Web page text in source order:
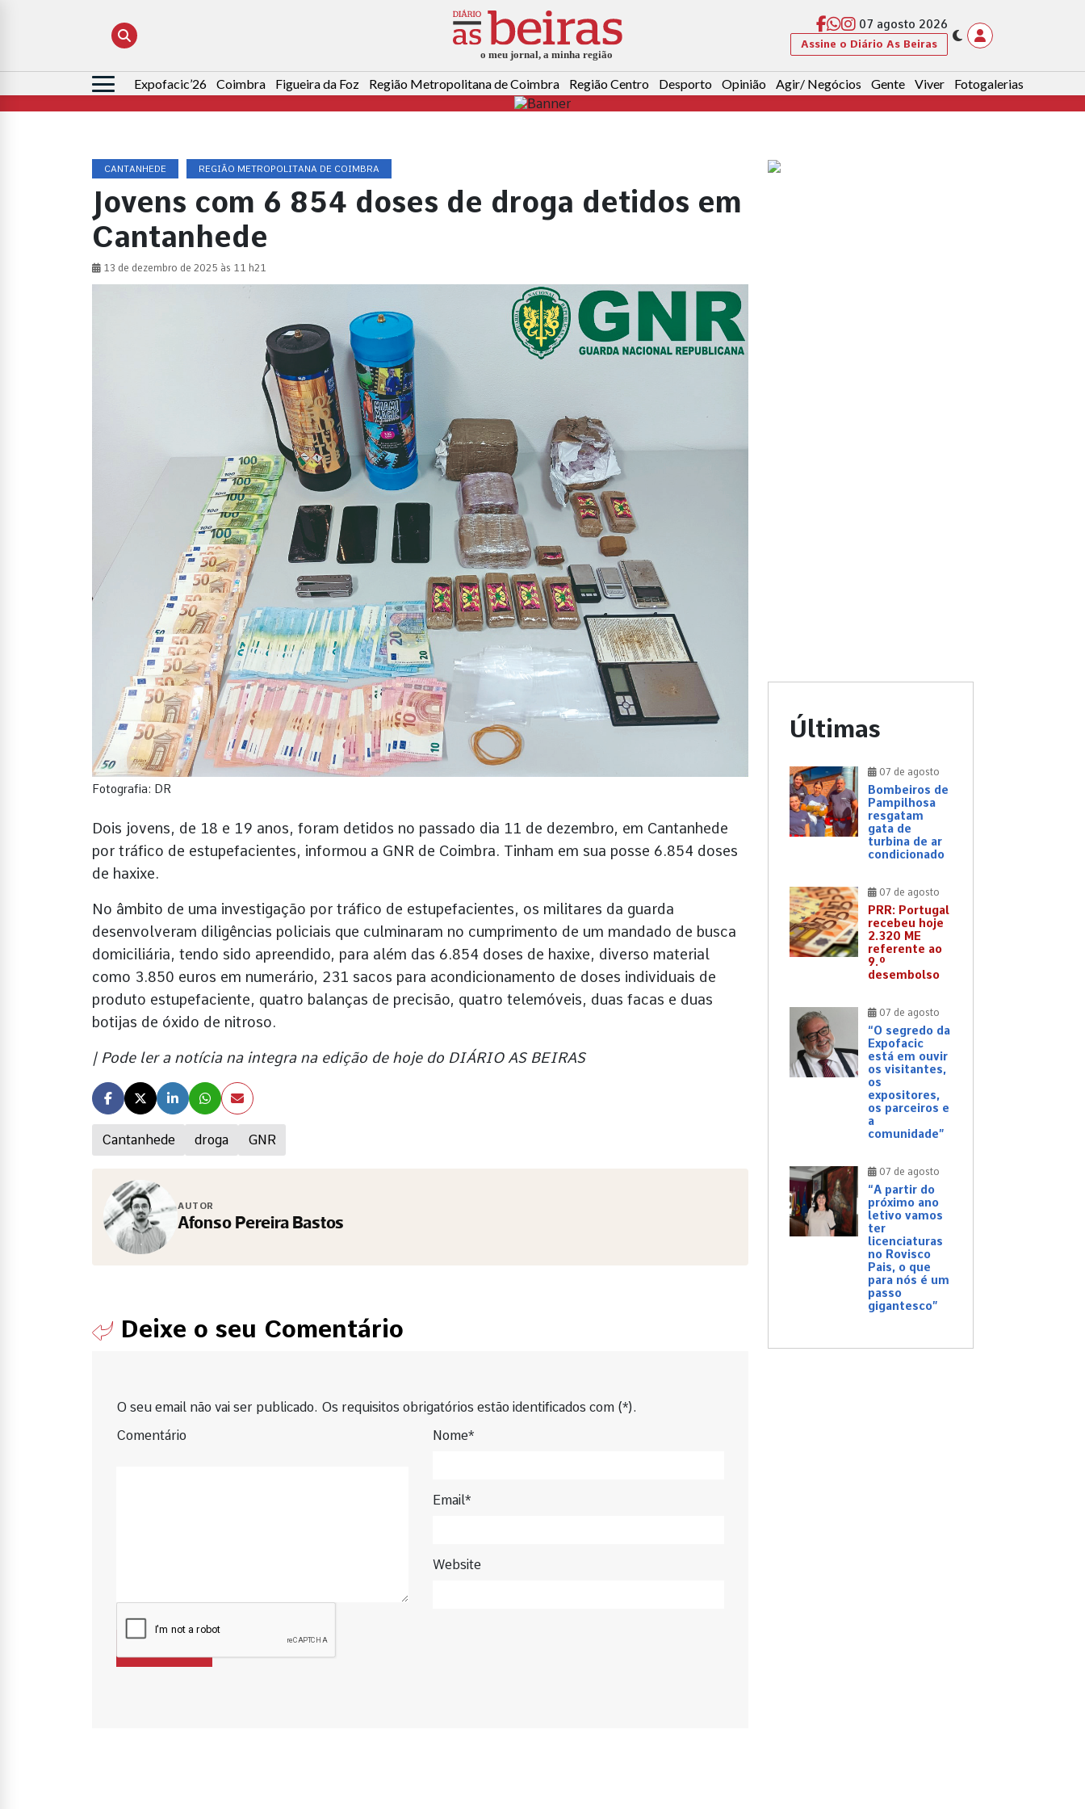
07 agosto 2026
Assine o Diário As Beiras
Pesquisar
por:
Expofacic’26 Coimbra Figueira da Foz Região Metropolitana de Coimbra Região Centro Desporto Opinião Agir/ Negócios Gente Viver Fotogalerias
CANTANHEDE REGIÃO METROPOLITANA DE COIMBRA
Jovens com 6 854 doses de droga detidos em
Cantanhede
13 de dezembro de 2025 às 11 h21
Fotografia: DR
Cantanhede droga GNR
AUTOR
Afonso Pereira Bastos
Dois jovens, de 18 e 19 anos, foram detidos no passado dia 11 de dezembro, em Cantanhede
por tráfico de estupefacientes, informou a GNR de Coimbra. Tinham em sua posse 6.854 doses
de haxixe.
No âmbito de uma investigação por tráfico de estupefacientes, os militares da guarda
desenvolveram diligências policiais que culminaram no cumprimento de um mandado de busca
domiciliária, tendo sido apreendido, para além das 6.854 doses de haxixe, diverso material
como 3.850 euros em numerário, 231 sacos para acondicionamento de doses individuais de
produto estupefaciente, quatro balanças de precisão, quatro telemóveis, duas facas e duas
botijas de óxido de nitroso.
| Pode ler a notícia na integra na edição de hoje do DIÁRIO AS BEIRAS
Deixe o seu Comentário
O seu email não vai ser publicado. Os requisitos obrigatórios estão identificados com (*).
Comentário
Nome*
Email*
Website
Últimas
07 de agosto
Bombeiros de
Pampilhosa
resgatam
gata de
turbina de ar
condicionado
07 de agosto
PRR: Portugal
recebeu hoje
2.320 ME
referente ao
9.º
desembolso
07 de agosto
“O segredo da
Expofacic
está em ouvir
os visitantes,
os
expositores,
os parceiros e
a
comunidade”
07 de agosto
“A partir do
próximo ano
letivo vamos
ter
licenciaturas
no Rovisco
Pais, o que
para nós é um
passo
gigantesco”